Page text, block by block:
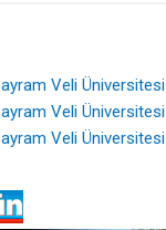
Veli
Veli
Veli Üniversitesi